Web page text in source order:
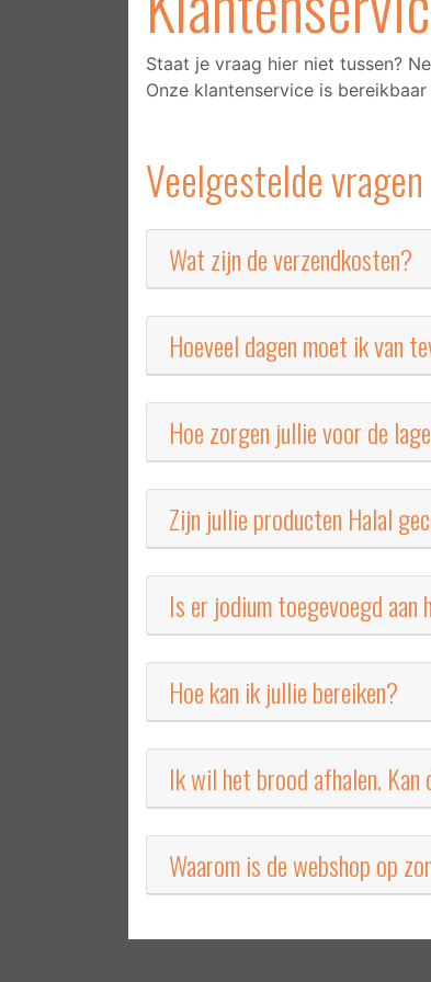
Staat je vraag hier niet tussen?
Onze klantenservice is
Veelgestelde vragen
Wat zijn de verzendkosten?
Hoeveel dagen moet ik van
Hoe zorgen jullie voor de
Zijn jullie producten Halal
Is er jodium toegevoegd
Hoe kan ik jullie bereiken?
Ik wil het brood afhalen. Kan
Waarom is de webshop op